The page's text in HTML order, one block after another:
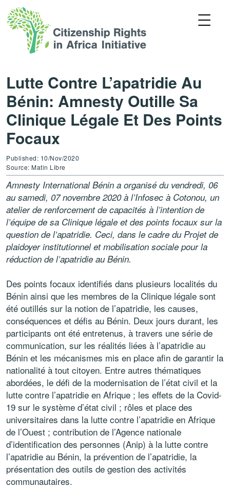
Lutte Contre L’apatridie Au
Bénin: Amnesty Outille Sa
Clinique Légale Et Des Points
Focaux
Published: 10/Nov/2020
Source: Matin Libre
Amnesty International Bénin a organisé du vendredi, 06
au samedi, 07 novembre 2020 à l’Infosec à Cotonou, un
atelier de renforcement de capacités à l’intention de
l’équipe de sa Clinique légale et des points focaux sur la
question de l’apatridie. Ceci, dans le cadre du Projet de
plaidoyer institutionnel et mobilisation sociale pour la
réduction de l’apatridie au Bénin.
Des points focaux identifiés dans plusieurs localités du
Bénin ainsi que les membres de la Clinique légale sont
été outillés sur la notion de l’apatridie, les causes,
conséquences et défis au Bénin. Deux jours durant, les
participants ont été entretenus, à travers une série de
communication, sur les réalités liées à l’apatridie au
Bénin et les mécanismes mis en place afin de garantir la
nationalité à tout citoyen. Entre autres thématiques
abordées, le défi de la modernisation de l’état civil et la
lutte contre l’apatridie en Afrique ; les effets de la Covid-
19 sur le système d’état civil ; rôles et place des
universitaires dans la lutte contre l’apatridie en Afrique
de l’Ouest ; contribution de l’Agence nationale
d’identification des personnes (Anip) à la lutte contre
l’apatridie au Bénin, la prévention de l’apatridie, la
présentation des outils de gestion des activités
communautaires.